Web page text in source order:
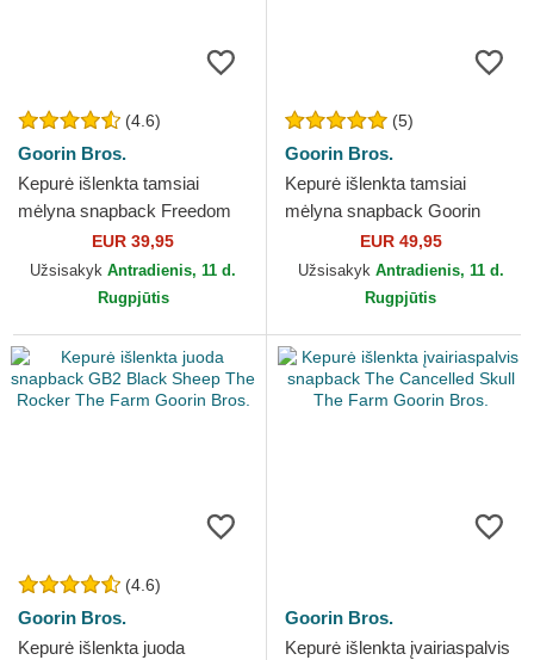
(4.6)
Goorin Bros.
Kepurė išlenkta tamsiai
mėlyna snapback Freedom
Truckin The Farm Goorin
Bros.
EUR 39,95
Užsisakyk Antradienis, 11 d.
Rugpjūtis
(5)
Goorin Bros.
Kepurė išlenkta tamsiai
mėlyna snapback Goorin
Bros. Power Full Throttle
Horse Play The Farm Navy...
EUR 49,95
Užsisakyk Antradienis, 11 d.
Rugpjūtis
(4.6)
Goorin Bros.
Kepurė išlenkta juoda
Goorin Bros.
Kepurė išlenkta įvairiaspalvis